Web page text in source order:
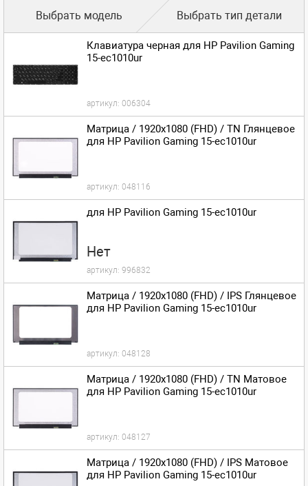
Выбрать модель Выбрать тип детали
Клавиатура черная для HP Pavilion Gaming
15-ec1010ur
артикул: 006304
Матрица / 1920x1080 (FHD) / TN Глянцевое
для HP Pavilion Gaming 15-ec1010ur
артикул: 048116
для HP Pavilion Gaming 15-ec1010ur
Нет
артикул: 996832
Матрица / 1920x1080 (FHD) / IPS Глянцевое
для HP Pavilion Gaming 15-ec1010ur
артикул: 048128
Матрица / 1920x1080 (FHD) / TN Матовое
для HP Pavilion Gaming 15-ec1010ur
артикул: 048127
Матрица / 1920x1080 (FHD) / IPS Матовое
для HP Pavilion Gaming 15-ec1010ur